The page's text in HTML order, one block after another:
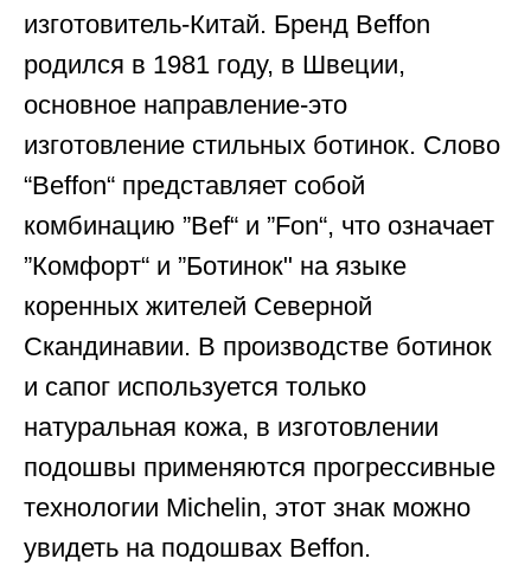
изготовитель-Китай. Бренд Beffon
родился в 1981 году, в Швеции,
основное направление-это
изготовление стильных ботинок. Слово
“Beffon“ представляет собой
комбинацию ”Bef“ и ”Fon“, что означает
”Комфорт“ и ”Ботинок" на языке
коренных жителей Северной
Скандинавии. В производстве ботинок
и сапог используется только
натуральная кожа, в изготовлении
подошвы применяются прогрессивные
технологии Michelin, этот знак можно
увидеть на подошвах Beffon.